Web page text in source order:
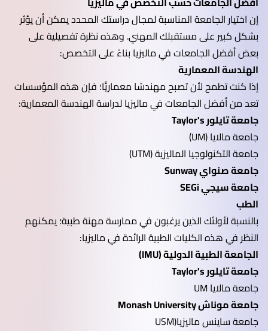
إن اختيار الجامعة المناسبة لمجال دراستك المحدد يمكن أن يؤثر
بشكل كبير على مستقبلك المهني. وهذه نظرة تفصيلية على
بعض أفضل الجامعات في ماليزيا بناءً على التخصص:
الهندسة المعمارية
إذا كنت تطمح لأن تصبح مهندسًا معماريًّا؛ فإن هذه المؤسسات
تعد من أفضل الجامعات في ماليزيا لدراسة الهندسة المعمارية:
جامعة تايلور Taylor's
جامعة مالايا (UM)
جامعة التكنولوجيا الماليزية (UTM)
جامعة صنواي Sunway
جامعة سيجي SEGi
الطب
بالنسبة لأولئك الذين يرغبون في ممارسة مهنة طبية؛ يمكنهم
النظر في هذه الكليات الطبية الرائدة في ماليزيا:
الجامعة الطبية الدولية (IMU)
جامعة تايلور Taylor's
جامعة مالايا UM
جامعة موناش Monash University
جامعة ساينس ماليزيا(USM